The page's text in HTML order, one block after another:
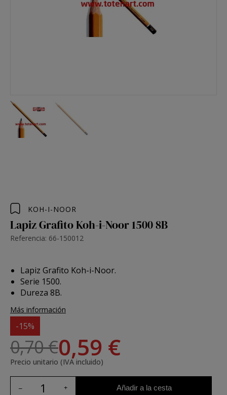
KOH-I-NOOR
Lapiz Grafito Koh-i-Noor 1500 8B
Referencia: 66-150012
Lapiz Grafito Koh-i-Noor.
Serie 1500.
Dureza 8B.
Más información
-15%
0,70 €0,59 €
Precio unitario (IVA incluido)
Añadir a la cesta